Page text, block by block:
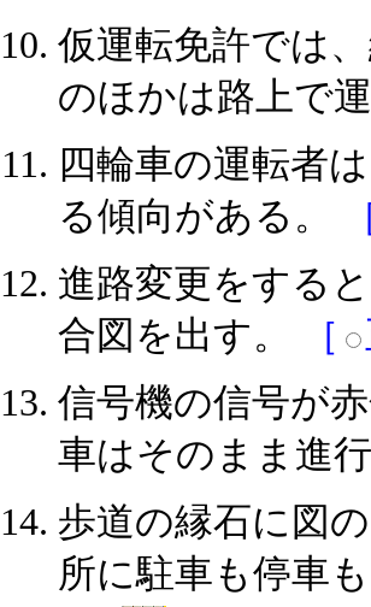
仮運転免許では
のほかは路上で
四輪車の運転者
る傾向がある。
進路変更をする
合図を出す。
［
信号機の信号が
車はそのまま進
歩道の縁石に図
所に駐車も停車